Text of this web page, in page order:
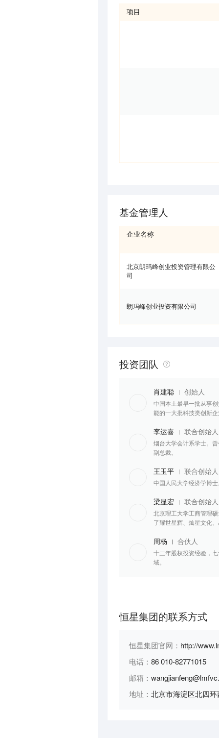
项目
基金管理人
企业名称
北京朗玛峰创业投资管理有限公
司
朗玛峰创业投资有限公司
投资团队
肖建聪 创始人
中国本土最早一批从事
能的一大批科技类创新
李运喜 联合创始人
烟台大学会计系学士。
副总裁。
王玉平 联合创始人
中国人民大学经济学博
梁显宏 联合创始人
北京理工大学工商管理
了耀世星辉、灿星文化
周杨 合伙人
十三年股权投资经验，
域。
恒星集团的联系方式
恒星集团官网： http://
电话： 86 010-82771015
邮箱：
地址： 北京市海淀区北四